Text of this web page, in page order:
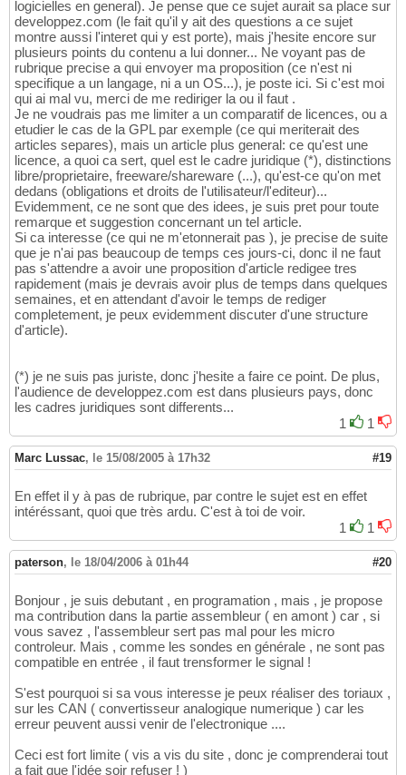
logicielles en general). Je pense que ce sujet aurait sa place sur
developpez.com (le fait qu'il y ait des questions a ce sujet
montre aussi l'interet qui y est porte), mais j'hesite encore sur
plusieurs points du contenu a lui donner... Ne voyant pas de
rubrique precise a qui envoyer ma proposition (ce n'est ni
specifique a un langage, ni a un OS...), je poste ici. Si c'est moi
qui ai mal vu, merci de me rediriger la ou il faut .
Je ne voudrais pas me limiter a un comparatif de licences, ou a
etudier le cas de la GPL par exemple (ce qui meriterait des
articles separes), mais un article plus general: ce qu'est une
licence, a quoi ca sert, quel est le cadre juridique (*), distinctions
libre/proprietaire, freeware/shareware (...), qu'est-ce qu'on met
dedans (obligations et droits de l'utilisateur/l'editeur)...
Evidemment, ce ne sont que des idees, je suis pret pour toute
remarque et suggestion concernant un tel article.
Si ca interesse (ce qui ne m'etonnerait pas ), je precise de suite
que je n'ai pas beaucoup de temps ces jours-ci, donc il ne faut
pas s'attendre a avoir une proposition d'article redigee tres
rapidement (mais je devrais avoir plus de temps dans quelques
semaines, et en attendant d'avoir le temps de rediger
completement, je peux evidemment discuter d'une structure
d'article).
(*) je ne suis pas juriste, donc j'hesite a faire ce point. De plus,
l'audience de developpez.com est dans plusieurs pays, donc
les cadres juridiques sont differents...
1
1
Marc Lussac, le 15/08/2005 à 17h32 #19
En effet il y à pas de rubrique, par contre le sujet est en effet
intéréssant, quoi que très ardu. C'est à toi de voir.
1
1
paterson, le 18/04/2006 à 01h44 #20
Bonjour , je suis debutant , en programation , mais , je propose
ma contribution dans la partie assembleur ( en amont ) car , si
vous savez , l'assembleur sert pas mal pour les micro
controleur. Mais , comme les sondes en générale , ne sont pas
compatible en entrée , il faut trensformer le signal !
S'est pourquoi si sa vous interesse je peux réaliser des toriaux ,
sur les CAN ( convertisseur analogique numerique ) car les
erreur peuvent aussi venir de l'electronique ....
Ceci est fort limite ( vis a vis du site , donc je comprenderai tout
a fait que l'idée soir refuser ! )